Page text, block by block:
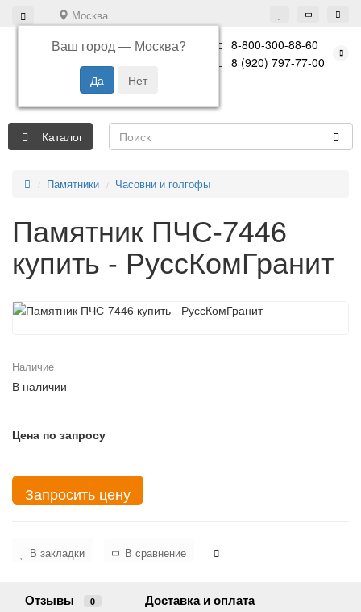
Москва
Ваш город — Москва?
8-800-300-88-60
8 (920) 797-77-00
Каталог
Памятники Часовни и голгофы
Памятник ПЧС-7446
купить - РуссКомГранит
Наличие
В наличии
Цена по запросу
Запросить цену
В закладки В сравнение
Отзывы 0 Доставка и оплата